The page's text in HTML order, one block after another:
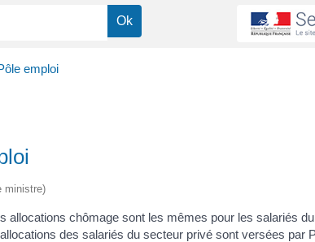
emploi
ministre)
chômage sont les mêmes pour les salariés
des salariés du secteur privé sont versées par